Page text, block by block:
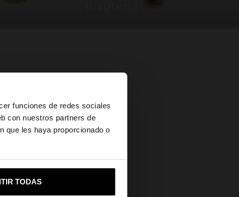
funciones de redes sociales
con nuestros partners de
que les haya proporcionado o
TODAS
×
a United States